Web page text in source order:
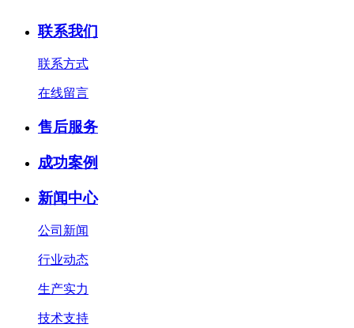
联系我们
联系方式
在线留言
售后服务
成功案例
新闻中心
公司新闻
行业动态
生产实力
技术支持